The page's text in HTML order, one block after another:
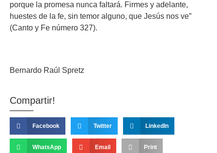
porque la promesa nunca faltará. Firmes y adelante,
huestes de la fe, sin temor alguno, que Jesús nos ve”
(Canto y Fe número 327).
Bernardo Raúl Spretz
Compartir!
Facebook Twitter LinkedIn
WhatsApp Email Print